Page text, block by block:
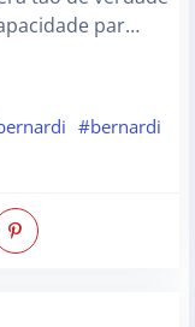
par…
#bernardi